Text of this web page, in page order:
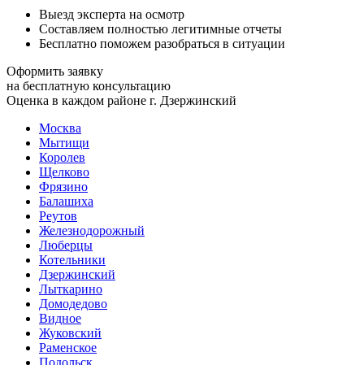
Выезд эксперта на осмотр
Составляем полностью легитимные отчеты
Бесплатно поможем разобраться в ситуации
Оформить заявку
на бесплатную консультацию
Оценка в каждом районе г. Дзержинский
Москва
Мытищи
Королев
Щелково
Фрязино
Балашиха
Реутов
Железнодорожный
Люберцы
Котельники
Дзержинский
Лыткарино
Домодедово
Видное
Жуковский
Раменское
Подольск